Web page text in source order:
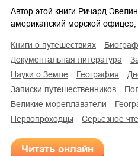
Автор этой книги Ричард
американский морской
книги о путешествиях
документальная литература
науки о Земле
география
записки путешественников
великие мореплаватели
первопроходцы
серьезное
Читать онлайн